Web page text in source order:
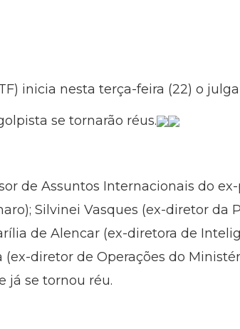
inicia nesta terça-feira (22) o
se tornarão réus.
de Assuntos Internacionais do
Silvinei Vasques (ex-diretor da
de Alencar (ex-diretora de
diretor de Operações do
já se tornou réu.